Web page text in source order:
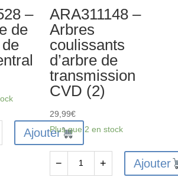
–
de
Ajouter
ARA311148 –
Arbres
coulissants
d’arbre de
transmission
CVD (2)
29,99€
Plus que 2 en stock
− + Ajouter